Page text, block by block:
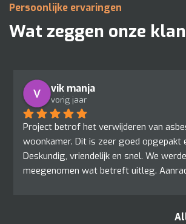
Persoonlijke ervaringen
Wat zeggen onze
vik manja
vorig jaar
Project betrof het verwijderen van
woonkamer. Dit is zeer goed opgepakt
Deskundig, vriendelijk en snel. We
meegenomen wat betreft uitleg.